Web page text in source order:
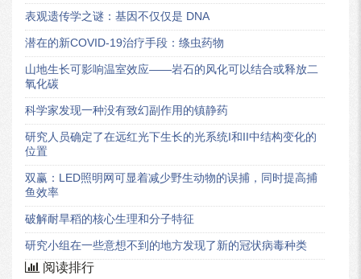
表观遗传学之谜：基因不仅仅是 DNA
潜在的新COVID-19治疗手段：绦虫药物
山地生长可影响温室效应——岩石的风化可以结合或释放二
氧化碳
科学家发现一种没有致幻副作用的镇静药
研究人员确定了在远红光下生长的光系统I和II中结构变化的
位置
双赢：LED照明网可显着减少野生动物的误捕，同时提高捕
鱼效率
破解耐旱稻的核心生理和分子特征
研究小组在一些意想不到的地方发现了新的冠状病毒种类
阅读排行